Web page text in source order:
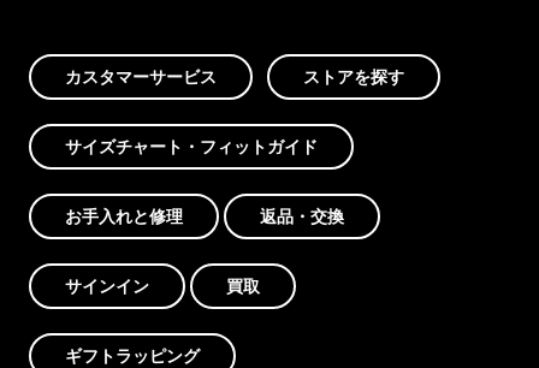
カスタマーサービス ストアを探す
サイズチャート・フィットガイド
お手入れと修理 返品・交換
サインイン 買取
ギフトラッピング